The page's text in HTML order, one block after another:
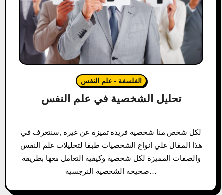
الفلسفة - علم النفس
تحليل الشخصية في علم النفس
لكل شخص منا شخصيه فريده تميزه عن غيره ,سنتعرف في
هذا المقال علي انواع الشخصيات طبقا لتحليلات علم النفس
والصفات المميزة لكل شخصية وكيفية التعامل معها بطريقه
صحيحه الشخصية النرجسية…